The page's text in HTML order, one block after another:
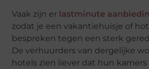
Vaak zijn er lastminute
zodat je een vakantiehuisje of
bespreken tegen een sterk
De verhuurders van dergelijke
hotels zien liever dat hun